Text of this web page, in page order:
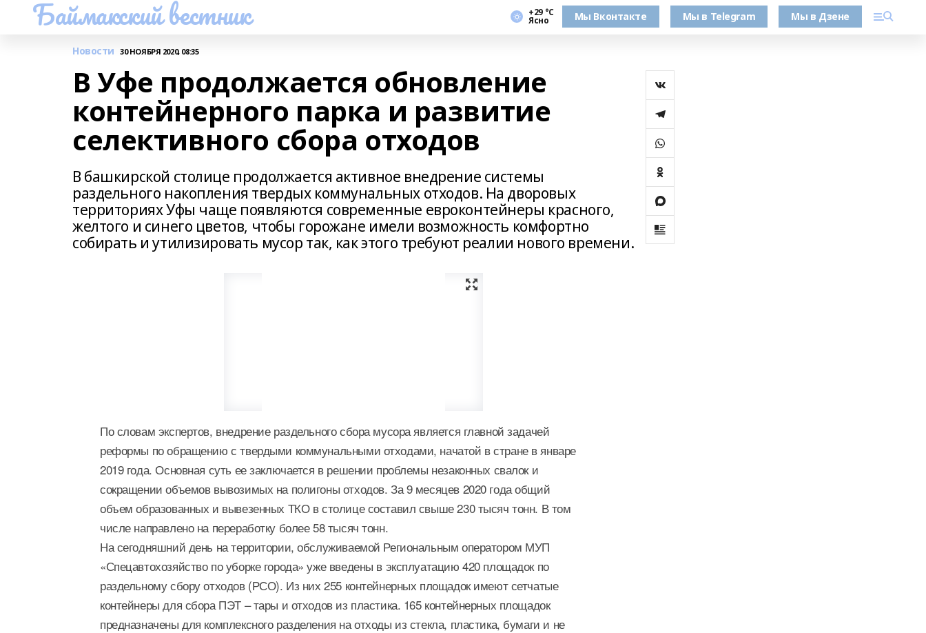
Баймакский вестник +29 °С
Ясно Мы Вконтакте Мы в Telegram Мы в Дзене
Новости 30 НОЯБРЯ 2020, 08:35
В Уфе продолжается обновление
контейнерного парка и развитие
селективного сбора отходов
В башкирской столице продолжается активное внедрение системы
раздельного накопления твердых коммунальных отходов. На дворовых
территориях Уфы чаще появляются современные евроконтейнеры красного,
желтого и синего цветов, чтобы горожане имели возможность комфортно
собирать и утилизировать мусор так, как этого требуют реалии нового времени.
По словам экспертов, внедрение раздельного сбора мусора является главной задачей
реформы по обращению с твердыми коммунальными отходами, начатой в стране в январе
2019 года. Основная суть ее заключается в решении проблемы незаконных свалок и
сокращении объемов вывозимых на полигоны отходов. За 9 месяцев 2020 года общий
объем образованных и вывезенных ТКО в столице составил свыше 230 тысяч тонн. В том
числе направлено на переработку более 58 тысяч тонн.
На сегодняшний день на территории, обслуживаемой Региональным оператором МУП
«Спецавтохозяйство по уборке города» уже введены в эксплуатацию 420 площадок по
раздельному сбору отходов (РСО). Из них 255 контейнерных площадок имеют сетчатые
контейнеры для сбора ПЭТ – тары и отходов из пластика. 165 контейнерных площадок
предназначены для комплексного разделения на отходы из стекла, пластика, бумаги и не